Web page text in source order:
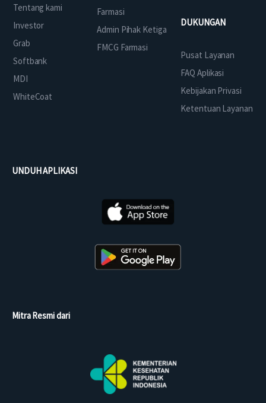
Tentang kami
Investor
Grab
Softbank
MDI
WhiteCoat
Farmasi
Admin Pihak Ketiga
FMCG Farmasi
DUKUNGAN
Pusat Layanan
FAQ Aplikasi
Kebijakan Privasi
Ketentuan Layanan
UNDUH APLIKASI
Mitra Resmi dari